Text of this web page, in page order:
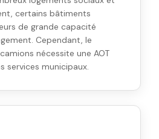
certains bâtiments
de grande capacité
Cependant, le
nécessite une AOT
services municipaux.